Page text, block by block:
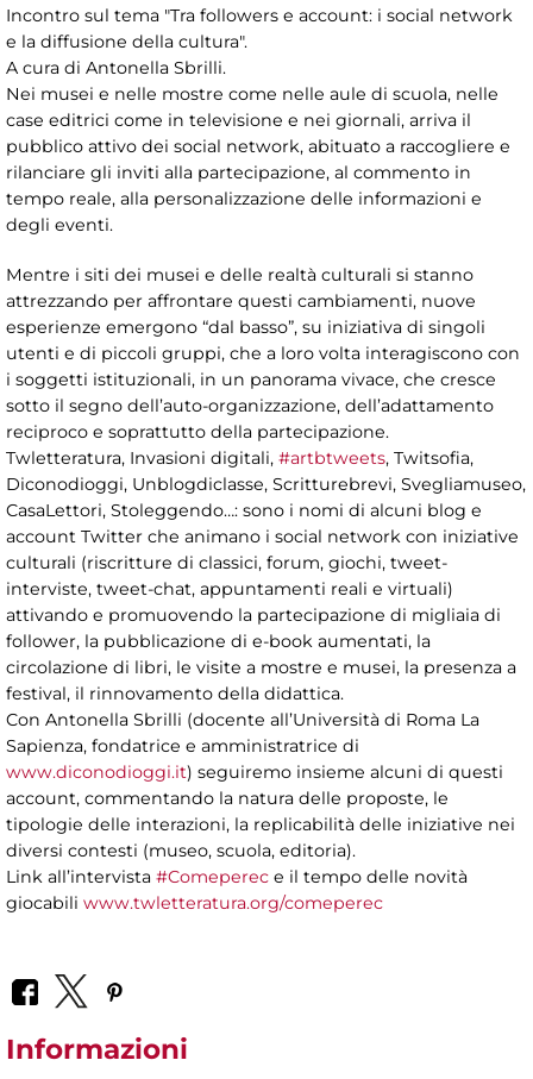
Incontro sul tema "Tra followers e account: i social network
e la diffusione della cultura".
A cura di Antonella Sbrilli.
Nei musei e nelle mostre come nelle aule di scuola, nelle
case editrici come in televisione e nei giornali, arriva il
pubblico attivo dei social network, abituato a raccogliere e
rilanciare gli inviti alla partecipazione, al commento in
tempo reale, alla personalizzazione delle informazioni e
degli eventi.
Mentre i siti dei musei e delle realtà culturali si stanno
attrezzando per affrontare questi cambiamenti, nuove
esperienze emergono “dal basso”, su iniziativa di singoli
utenti e di piccoli gruppi, che a loro volta interagiscono con
i soggetti istituzionali, in un panorama vivace, che cresce
sotto il segno dell’auto-organizzazione, dell’adattamento
reciproco e soprattutto della partecipazione.
Twletteratura, Invasioni digitali, #artbtweets, Twitsofia,
Diconodioggi, Unblogdiclasse, Scritturebrevi, Svegliamuseo,
CasaLettori, Stoleggendo…: sono i nomi di alcuni blog e
account Twitter che animano i social network con iniziative
culturali (riscritture di classici, forum, giochi, tweet-
interviste, tweet-chat, appuntamenti reali e virtuali)
attivando e promuovendo la partecipazione di migliaia di
follower, la pubblicazione di e-book aumentati, la
circolazione di libri, le visite a mostre e musei, la presenza a
festival, il rinnovamento della didattica.
Con Antonella Sbrilli (docente all’Università di Roma La
Sapienza, fondatrice e amministratrice di
www.diconodioggi.it) seguiremo insieme alcuni di questi
account, commentando la natura delle proposte, le
tipologie delle interazioni, la replicabilità delle iniziative nei
diversi contesti (museo, scuola, editoria).
Link all’intervista #Comeperec e il tempo delle novità
giocabili www.twletteratura.org/comeperec
Informazioni